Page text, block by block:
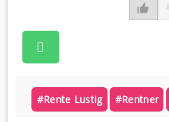
#rente Lustig #rentner